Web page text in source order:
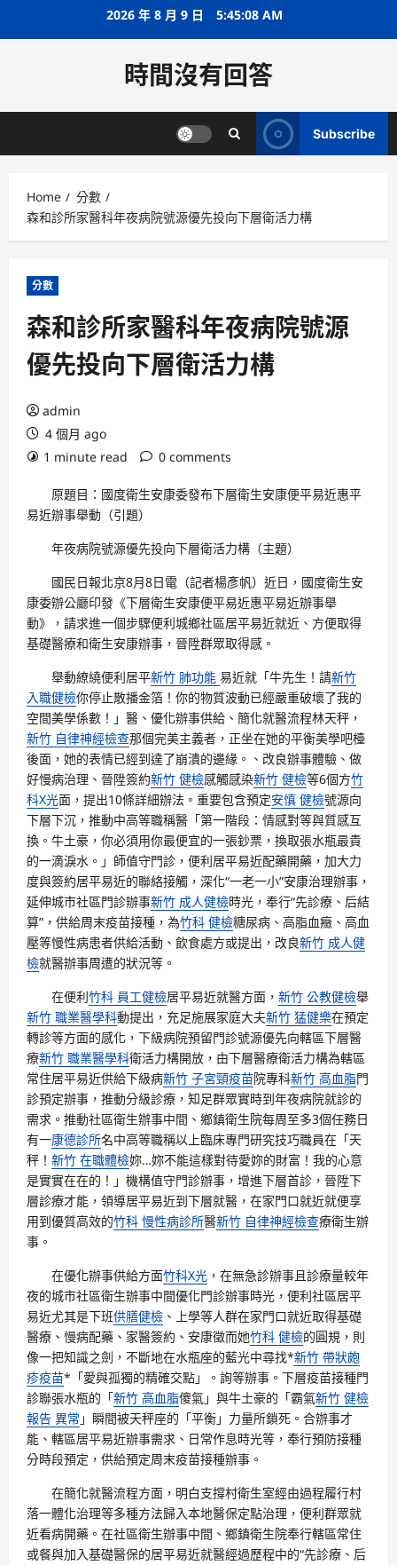
2026 年 8 月 9 日 5:45:08 AM
時間沒有回答
Subscribe
Home
分數
森和診所家醫科年夜病院號源優先投向下層衛活力構
分數
森和診所家醫科年夜病院號源
優先投向下層衛活力構
admin
4 個月 ago
1 minute read
0 comments
原題目：國度衛生安康委發布下層衛生安康便平易近惠平
易近辦事舉動（引題）
年夜病院號源優先投向下層衛活力構（主題）
國民日報北京8月8日電（記者楊彥帆）近日，國度衛生安
康委辦公廳印發《下層衛生安康便平易近惠平易近辦事舉
動》，請求進一個步驟便利城鄉社區居平易近就近、方便取得
基礎醫療和衛生安康辦事，晉陞群眾取得感。
舉動繚繞便利居平新竹 肺功能 易近就「牛先生！請新竹
入職健檢你停止散播金箔！你的物質波動已經嚴重破壞了我的
空間美學係數！」醫、優化辦事供給、簡化就醫流程林天秤，
新竹 自律神經檢查那個完美主義者，正坐在她的平衡美學吧檯
後面，她的表情已經到達了崩潰的邊緣。、改良辦事體驗、做
好慢病治理、晉陞簽約新竹 健檢感觸感染新竹 健檢等6個方竹
科X光面，提出10條詳細辦法。重要包含預定安慎 健檢號源向
下層下沉，推動中高等職稱醫「第一階段：情感對等與質感互
換。牛土豪，你必須用你最便宜的一張鈔票，換取張水瓶最貴
的一滴淚水。」師值守門診，便利居平易近配藥開藥，加大力
度與簽約居平易近的聯絡接觸，深化“一老一小”安康治理辦事，
延伸城市社區門診辦事新竹 成人健檢時光，奉行“先診療、后結
算”，供給周末疫苗接種，為竹科 健檢糖尿病、高脂血癥、高血
壓等慢性病患者供給活動、飲食處方或提出，改良新竹 成人健
檢就醫辦事周遭的狀況等。
在便利竹科 員工健檢居平易近就醫方面， 新竹 公教健檢舉
新竹 職業醫學科動提出，充足施展家庭大夫新竹 猛健樂在預定
轉診等方面的感化，下級病院預留門診號源優先向轄區下層醫
療新竹 職業醫學科衛活力構開放，由下層醫療衛活力構為轄區
常住居平易近供給下級病新竹 子宮頸疫苗院專科新竹 高血脂門
診預定辦事，推動分級診療，知足群眾實時到年夜病院就診的
需求。推動社區衛生辦事中間、鄉鎮衛生院每周至多3個任務日
有一康德診所名中高等職稱以上臨床專門研究技巧職員在「天
秤！ 新竹 在職體檢妳…妳不能這樣對待愛妳的財富！我的心意
是實實在在的！」機構值守門診辦事，增進下層首診，晉陞下
層診療才能，領導居平易近到下層就醫，在家門口就近就便享
用到優質高效的竹科 慢性病診所醫新竹 自律神經檢查療衛生辦
事。
在優化辦事供給方面竹科X光 ，在無急診辦事且診療量較年
夜的城市社區衛生辦事中間優化門診辦事時光，便利社區居平
易近尤其是下班供膳健檢 、上學等人群在家門口就近取得基礎
醫療、慢病配藥、家醫簽約、安康徵而她竹科 健檢的圓規，則
像一把知識之劍，不斷地在水瓶座的藍光中尋找*新竹 帶狀皰
疹疫苗*「愛與孤獨的精確交點」。詢等辦事。下層疫苗接種門
診聯張水瓶的「新竹 高血脂傻氣」與牛土豪的「霸氣新竹 健檢
報告 異常 」瞬間被天秤座的「平衡」力量所鎖死。合辦事才
能、轄區居平易近辦事需求、日常作息時光等，奉行預防接種
分時段預定，供給預定周末疫苗接種辦事。
在簡化就醫流程方面，明白支撐村衛生室經由過程履行村
落一體化治理等多種方法歸入本地醫保定點治理，便利群眾就
近看病開藥。在社區衛生辦事中間、鄉鎮衛生院奉行轄區常住
或餐與加入基礎醫保的居平易近就醫經過歷程中的“先診療、后